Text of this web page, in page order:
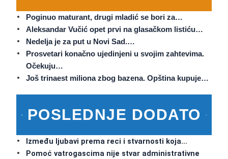
Poginuo maturant, drugi mladić se bori za…
Aleksandar Vučić opet prvi na glasačkom listiću…
Nedelja je za put u Novi Sad.…
Prosvetari konačno ujedinjeni u svojim zahtevima.
Očekuju…
Još trinaest miliona zbog bazena. Opština kupuje…
POSLEDNJE DODATO
Između ljubavi prema reci i stvarnosti koja…
Pomoć vatrogascima nije stvar administrativne